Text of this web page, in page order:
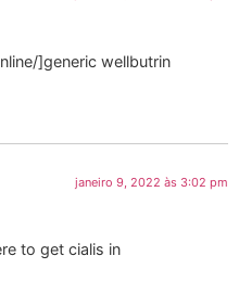
]generic wellbutrin
janeiro 9, 2022 às 3:02 pm
to get cialis in